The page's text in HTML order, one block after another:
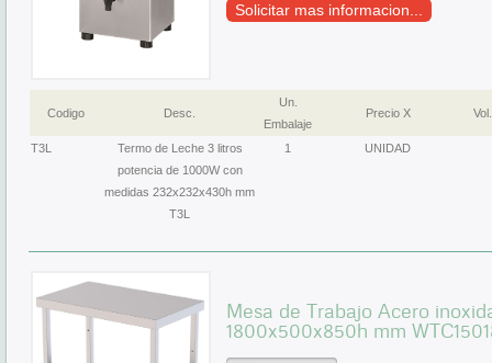
Solicitar mas informacion...
Codigo Desc.
Un.
Embalaje
Precio X Vol.
T3L
Termo de Leche 3 litros
potencia de 1000W con
medidas 232x232x430h mm
T3L
1 UNIDAD
Mesa de Trabajo Acero
1800x500x850h mm